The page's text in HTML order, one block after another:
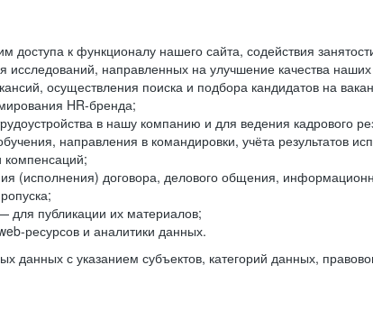
доступа к функционалу нашего сайта, содействия
направленных на улучшение качества
осуществления поиска и подбора кандидатов на
HR-бренда;
в нашу компанию и для ведения кадрового
направления в командировки, учёта результатов
компенсаций;
(исполнения) договора, делового общения,
для публикации их материалов;
ресурсов и аналитики данных.
с указанием субъектов, категорий данных,